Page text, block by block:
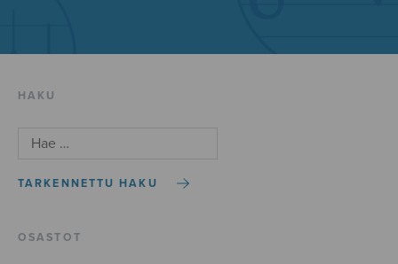
HAKU
TARKENNETTU HAKU
OSASTOT